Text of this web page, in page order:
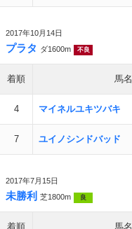
2017年10月14日
プラタ ダ1600m 不良
着順 馬名
4 マイネルユキツバキ
7 ユイノシンドバッド
2017年7月15日
未勝利 芝1800m 良
着順 馬名